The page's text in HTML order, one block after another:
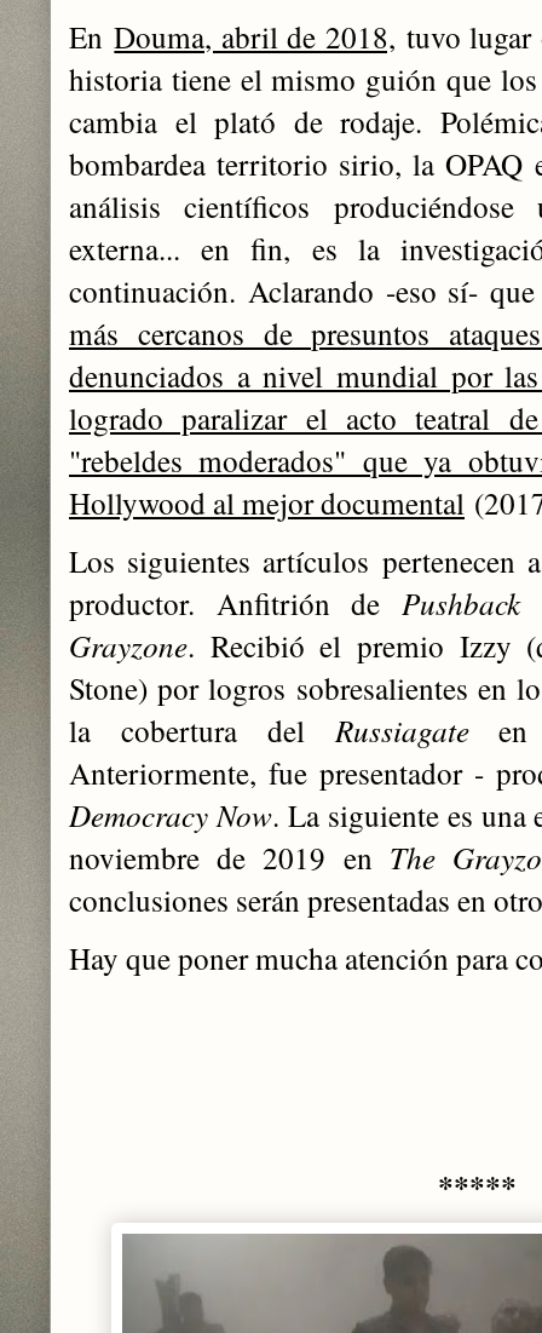
EnDouma, abril de 2018, tuvo
historia tiene el mismo guión que
cambia el plató de rodaje.
bombardea territorio sirio, la OPAQ
análisis científicos
externa... en fin,es la
continuación. Aclarando -eso sí-
más cercanos de presuntos
denunciados a nivel mundial por
logrado paralizar el acto teatral
"rebeldes moderados" que ya
Hollywood al mejor documental
Los siguientes artículos pertenecen
productor. Anfitrión dePushback
Grayzone. Recibió el premio Izzy
Stone) por logros sobresalientes en
la cobertura delRussiagateen
Anteriormente, fue presentador -
Democracy Now. La siguiente es una
noviembre de 2019 en The
conclusiones serán presentadas en
Hay que poner mucha atención para
*****